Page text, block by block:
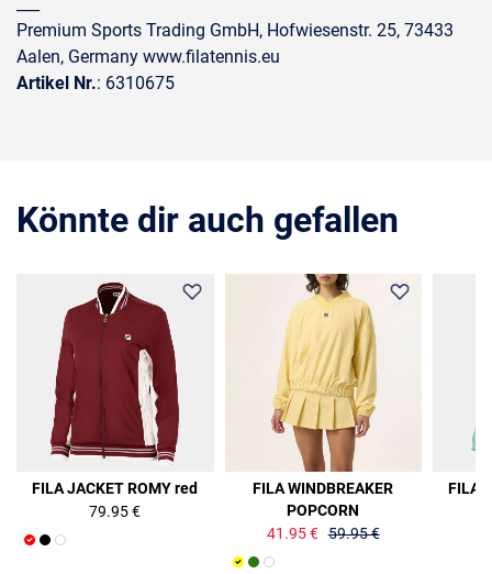
Premium Sports Trading GmbH, Hofwiesenstr. 25, 73433
Aalen, Germany www.filatennis.eu
Artikel Nr.: 6310675
Könnte dir auch gefallen
FILA JACKET ROMY red
79.95 €
FILA WINDBREAKER
POPCORN
41.95 € 59.95 €
FILA